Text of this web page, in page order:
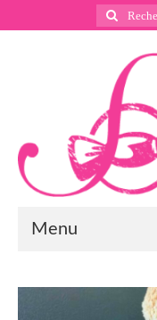
Rechercher
:
Menu